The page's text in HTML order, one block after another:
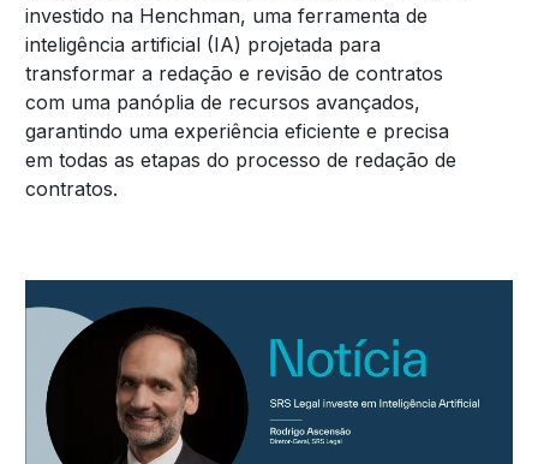
investido na Henchman, uma ferramenta de
inteligência artificial (IA) projetada para
transformar a redação e revisão de contratos
com uma panóplia de recursos avançados,
garantindo uma experiência eficiente e precisa
em todas as etapas do processo de redação de
contratos.